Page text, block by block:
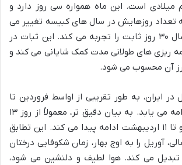
میلادی است. این ماه همواره سی روز دارد و
تعداد روزهایش در سال های کبیسه تغییر می
کند، آوریل در هر سال ۳۰ روز ثابت را تجربه می کند. این ثبات در
ریزی های طولانی مدت کمک شایانی می کند و
آن محسوب می شود.
ایران، به طور تقریبی از اواسط فروردین تا
اوایل اردیبهشت ادامه می یابد. به بیان دقیق تر، معمولاً از روز ۱۳
فروردین آغاز شده و تا ۱۱ اردیبهشت ادامه پیدا می کند. این تطابق
آوریل را به اوج بهار، زمان شکوفایی درختان
می کند. هوا لطیف و دلنشین می شود،